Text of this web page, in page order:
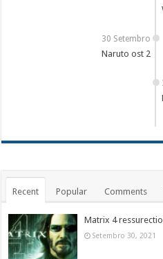
30 Setembro
Naruto ost 2
Recent Popular Comments
Matrix 4
Setembro 30, 2021